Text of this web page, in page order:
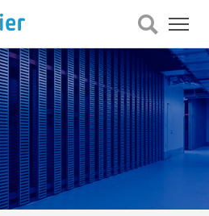
メ
ニュー
を
開
く